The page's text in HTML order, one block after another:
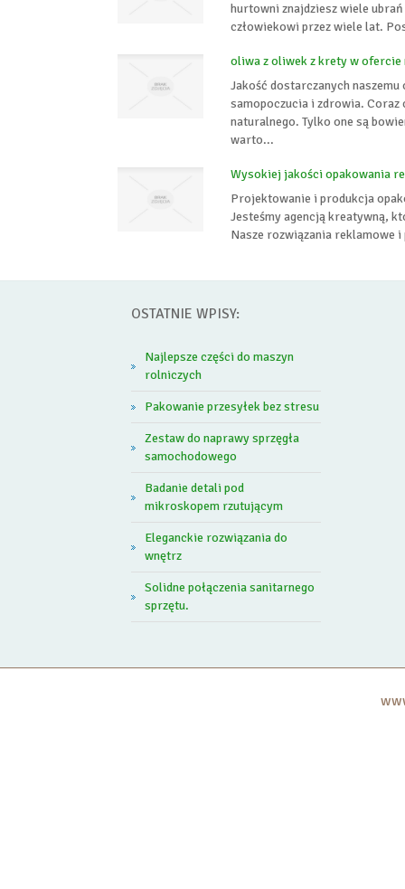
hurtowni znajdziesz wiele
człowiekowi przez wiele lat.
oliwa z oliwek z krety w ofercie
Jakość dostarczanych
samopoczucia i zdrowia.
naturalnego. Tylko one są
warto...
Wysokiej jakości opakowania
Projektowanie i produkcja
Jesteśmy agencją kreatywną,
Nasze rozwiązania reklamowe
OSTATNIE WPISY:
Najlepsze części do maszyn
rolniczych
Pakowanie przesyłek bez stresu
Zestaw do naprawy sprzęgła
samochodowego
Badanie detali pod
mikroskopem rzutującym
Eleganckie rozwiązania do
wnętrz
Solidne połączenia sanitarnego
sprzętu.